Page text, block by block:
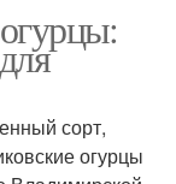
сорт,
огурцы